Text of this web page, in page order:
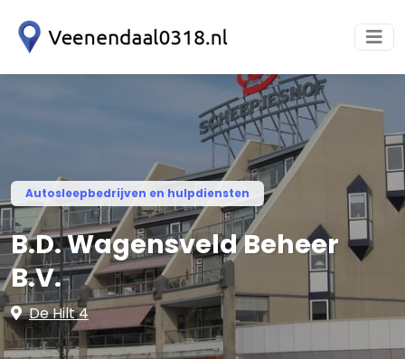
Autosleepbedrijven en hulpdiensten
B.D. Wagensveld Beheer
B.V.
De Hilt 4